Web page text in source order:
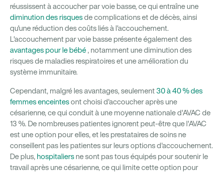
réussissent à accoucher par voie basse, ce qui entraîne une
diminution des risquesde complications et de décès, ainsi
qu'une réduction des coûts liés à l'accouchement.
L'accouchement par voie basse présente également des
avantages pour le bébé, notamment une diminution des
risques de maladies respiratoires et une amélioration du
système immunitaire.
Cependant, malgré les avantages, seulement30 à 40 % des
femmes enceintesont choisi d'accoucher après une
césarienne, ce qui conduit à une moyenne nationale d'AVAC de
13 %. De nombreuses patientes ignorent peut-être que l'AVAC
est une option pour elles, et les prestataires de soins ne
conseillent pas les patientes sur leurs options d'accouchement.
De plus, hospitaliers ne sont pas tous équipés pour soutenir le
travail après une césarienne, ce qui limite cette option pour